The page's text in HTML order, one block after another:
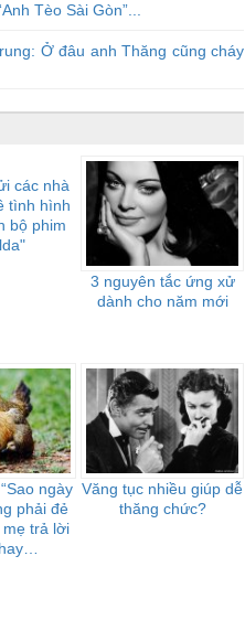
Tèo Sài Gòn”...
Ở đâu anh Thăng cũng cháy
các nhà
tình hình
bộ phim
3 nguyên tắc ứng xử
dành cho năm mới
ngày
phải đẻ
mẹ trả lời
Văng tục nhiều giúp dễ
thăng chức?